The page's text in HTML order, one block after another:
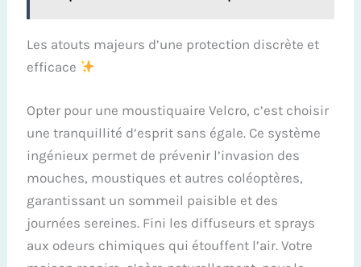
Les atouts majeurs d’une protection discrète et
efficace
Opter pour une moustiquaire Velcro, c’est choisir
une tranquillité d’esprit sans égale. Ce système
ingénieux permet de prévenir l’invasion des
mouches, moustiques et autres coléoptères,
garantissant un sommeil paisible et des
journées sereines. Fini les diffuseurs et sprays
aux odeurs chimiques qui étouffent l’air. Votre